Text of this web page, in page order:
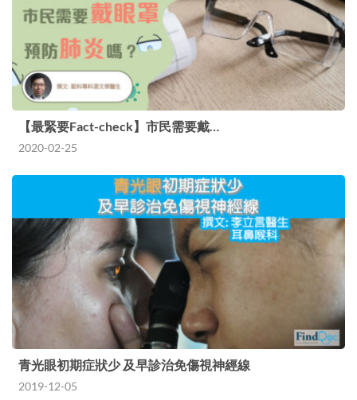
【最緊要Fact-check】市民需要戴…
2020-02-25
青光眼初期症狀少 及早診治免傷視神經線
2019-12-05